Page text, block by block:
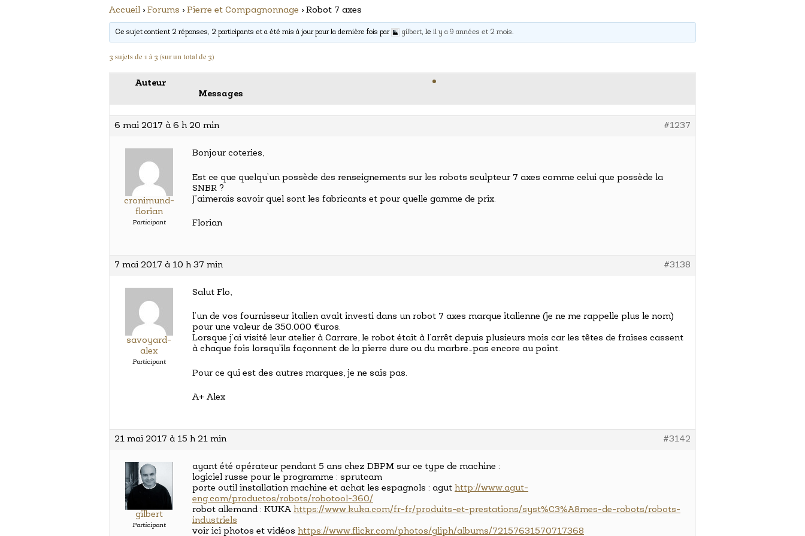
Accueil › Forums › Pierre et Compagnonnage › Robot 7 axes
Ce sujet contient 2 réponses, 2 participants et a été mis à jour pour la dernière fois par gilbert, leil y a 9 années et 2 mois.
3 sujets de 1 à 3 (sur un total de 3)
Auteur
Messages
6 mai 2017 à 6 h 20 min #1237
cronimund-
florian
Participant
Bonjour coteries,
Est ce que quelqu’un possède des renseignements sur les robots sculpteur 7 axes comme celui que possède la
SNBR ?
J’aimerais savoir quel sont les fabricants et pour quelle gamme de prix.
Florian
7 mai 2017 à 10 h 37 min #3138
savoyard-
alex
Participant
Salut Flo,
l’un de vos fournisseur italien avait investi dans un robot 7 axes marque italienne (je ne me rappelle plus le nom)
pour une valeur de 350.000 €uros.
Lorsque j’ai visité leur atelier à Carrare, le robot était à l’arrêt depuis plusieurs mois car les têtes de fraises cassent
à chaque fois lorsqu’ils façonnent de la pierre dure ou du marbre…pas encore au point.
Pour ce qui est des autres marques, je ne sais pas.
A+ Alex
21 mai 2017 à 15 h 21 min #3142
gilbert
Participant
ayant été opérateur pendant 5 ans chez DBPM sur ce type de machine :
logiciel russe pour le programme : sprutcam
porte outil installation machine et achat les espagnols : agut http://www.agut-
eng.com/productos/robots/robotool-360/
robot allemand : KUKA https://www.kuka.com/fr-fr/produits-et-prestations/syst%C3%A8mes-de-robots/robots-
industriels
voir ici photos et vidéos https://www.flickr.com/photos/gliph/albums/72157631570717368